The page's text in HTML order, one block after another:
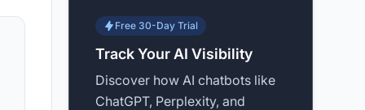
Free 30-Day Trial
Track Your AI Visibility
Discover how AI chatbots like
ChatGPT, Perplexity, and